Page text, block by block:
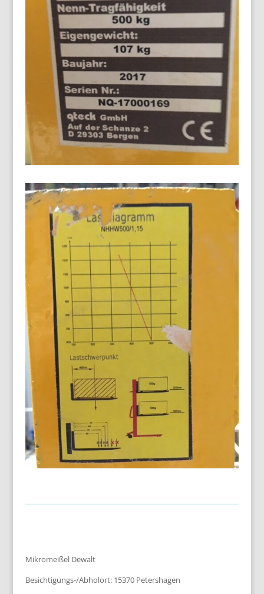
Mikromeißel Dewalt
Besichtigungs-/Abholort: 15370 Petershagen